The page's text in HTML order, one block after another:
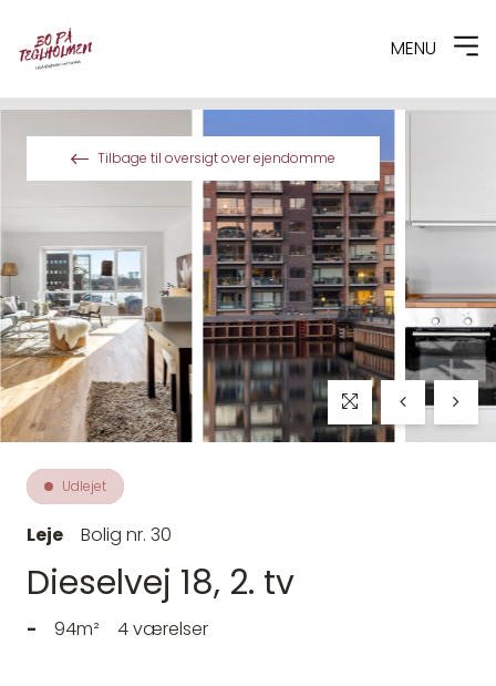
MENU
Tilbage til oversigt over ejendomme
Udlejet
Leje Bolig nr. 30
Dieselvej 18, 2. tv
- 94m² 4 værelser